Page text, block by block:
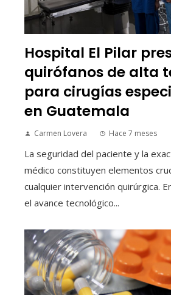
Hospital El Pilar
quirófanos de alta
para cirugías
en Guatemala
Carmen Lovera Hace 7 meses
La seguridad del paciente y la
médico constituyen elementos
cualquier intervención quirúrgica.
el avance tecnológico...